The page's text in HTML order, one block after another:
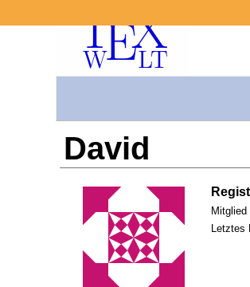
David
Mitglied
Letztes